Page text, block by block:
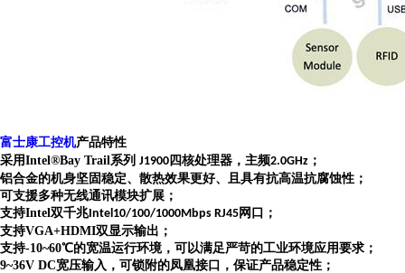
富士康工控机产品特性
采用Intel®Bay Trail系列 J1900 四核处理器，主频2.0GHz ；
铝合金的机身坚固稳定、散热效果更好、且具有抗高温抗腐蚀性；
可支援多种无线通讯模块扩展；
支持Intel双千兆Intel10/100/1000Mbps RJ45网口；
支持VGA+HDMI双显示输出；
支持-10~60℃的宽温运行环境，可以满足严苛的工业环境应用要求；
9~36V DC宽压输入，可锁附的凤凰接口，保证产品稳定性；